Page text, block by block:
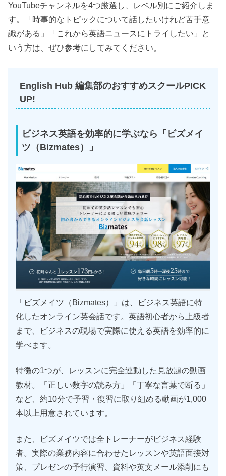
YouTubeチャンネルを4つ厳選し、レベル別にご紹介しま
す。「時事的なトピックについて話したいけれど苦手意
識がある」「これから英語ニュースにトライしたい」と
いう方は、ぜひ参考にしてみてください。
English Hub 編集部のおすすめスクールPICK
UP!
ビジネス英語を効率的に学ぶなら「ビズメイ
ツ（Bizmates）」
「ビズメイツ（Bizmates）」は、ビジネス英語に特
化したオンライン英会話です。英語初心者から上級者
まで、ビジネスの現場で実際に使える英語を効率的に
学べます。
特徴の1つが、レッスンに完全連動した見放題の動画
教材。「正しい数字の読み方」「丁寧な言葉で断る」
など、約10分で予習・復習に取り組める動画が1,000
本以上用意されています。
また、ビズメイツでは全トレーナーがビジネス経験
者。実際の業務内容に合わせたレッスンや英語面接対
策、プレゼンの予行演習、資料や英文メール添削にも